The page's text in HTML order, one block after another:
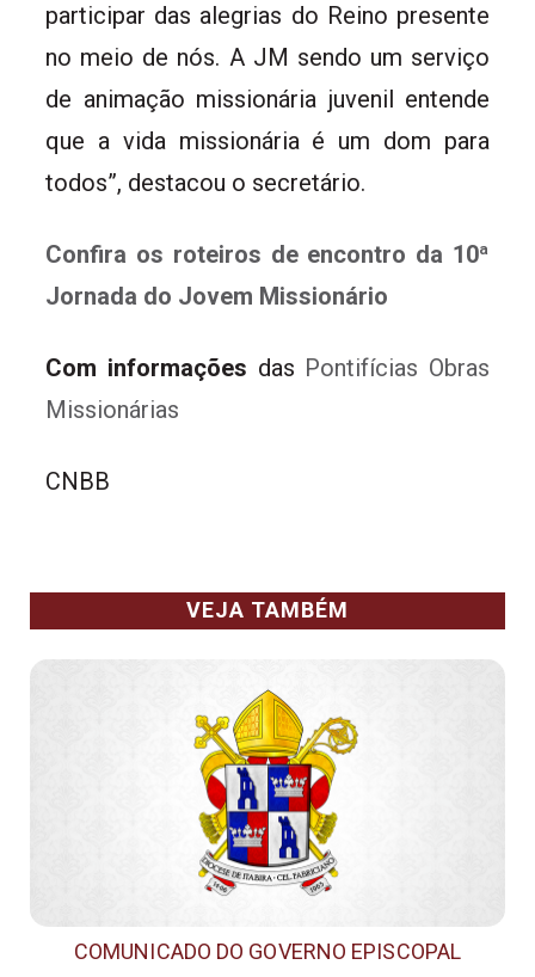
participar das alegrias do Reino presente
no meio de nós. A JM sendo um serviço
de animação missionária juvenil entende
que a vida missionária é um dom para
todos”, destacou o secretário.
Confira os roteiros de encontro da 10ª
Jornada do Jovem Missionário
Com informações das Pontifícias Obras
Missionárias
CNBB
VEJA TAMBÉM
COMUNICADO DO GOVERNO EPISCOPAL